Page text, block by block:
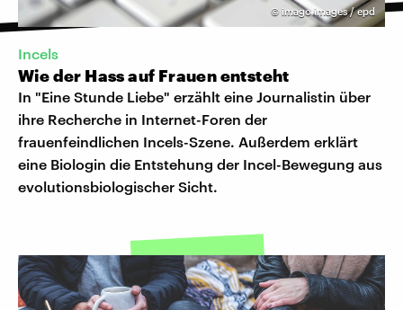
© imago images / epd
Incels
Wie der Hass auf Frauen entsteht
In "Eine Stunde Liebe" erzählt eine Journalistin über
ihre Recherche in Internet-Foren der
frauenfeindlichen Incels-Szene. Außerdem erklärt
eine Biologin die Entstehung der Incel-Bewegung aus
evolutionsbiologischer Sicht.